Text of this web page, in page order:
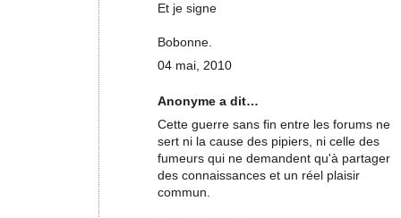
Et je signe
Bobonne.
04 mai, 2010
Anonyme a dit…
Cette guerre sans fin entre les forums ne
sert ni la cause des pipiers, ni celle des
fumeurs qui ne demandent qu'à partager
des connaissances et un réel plaisir
commun.